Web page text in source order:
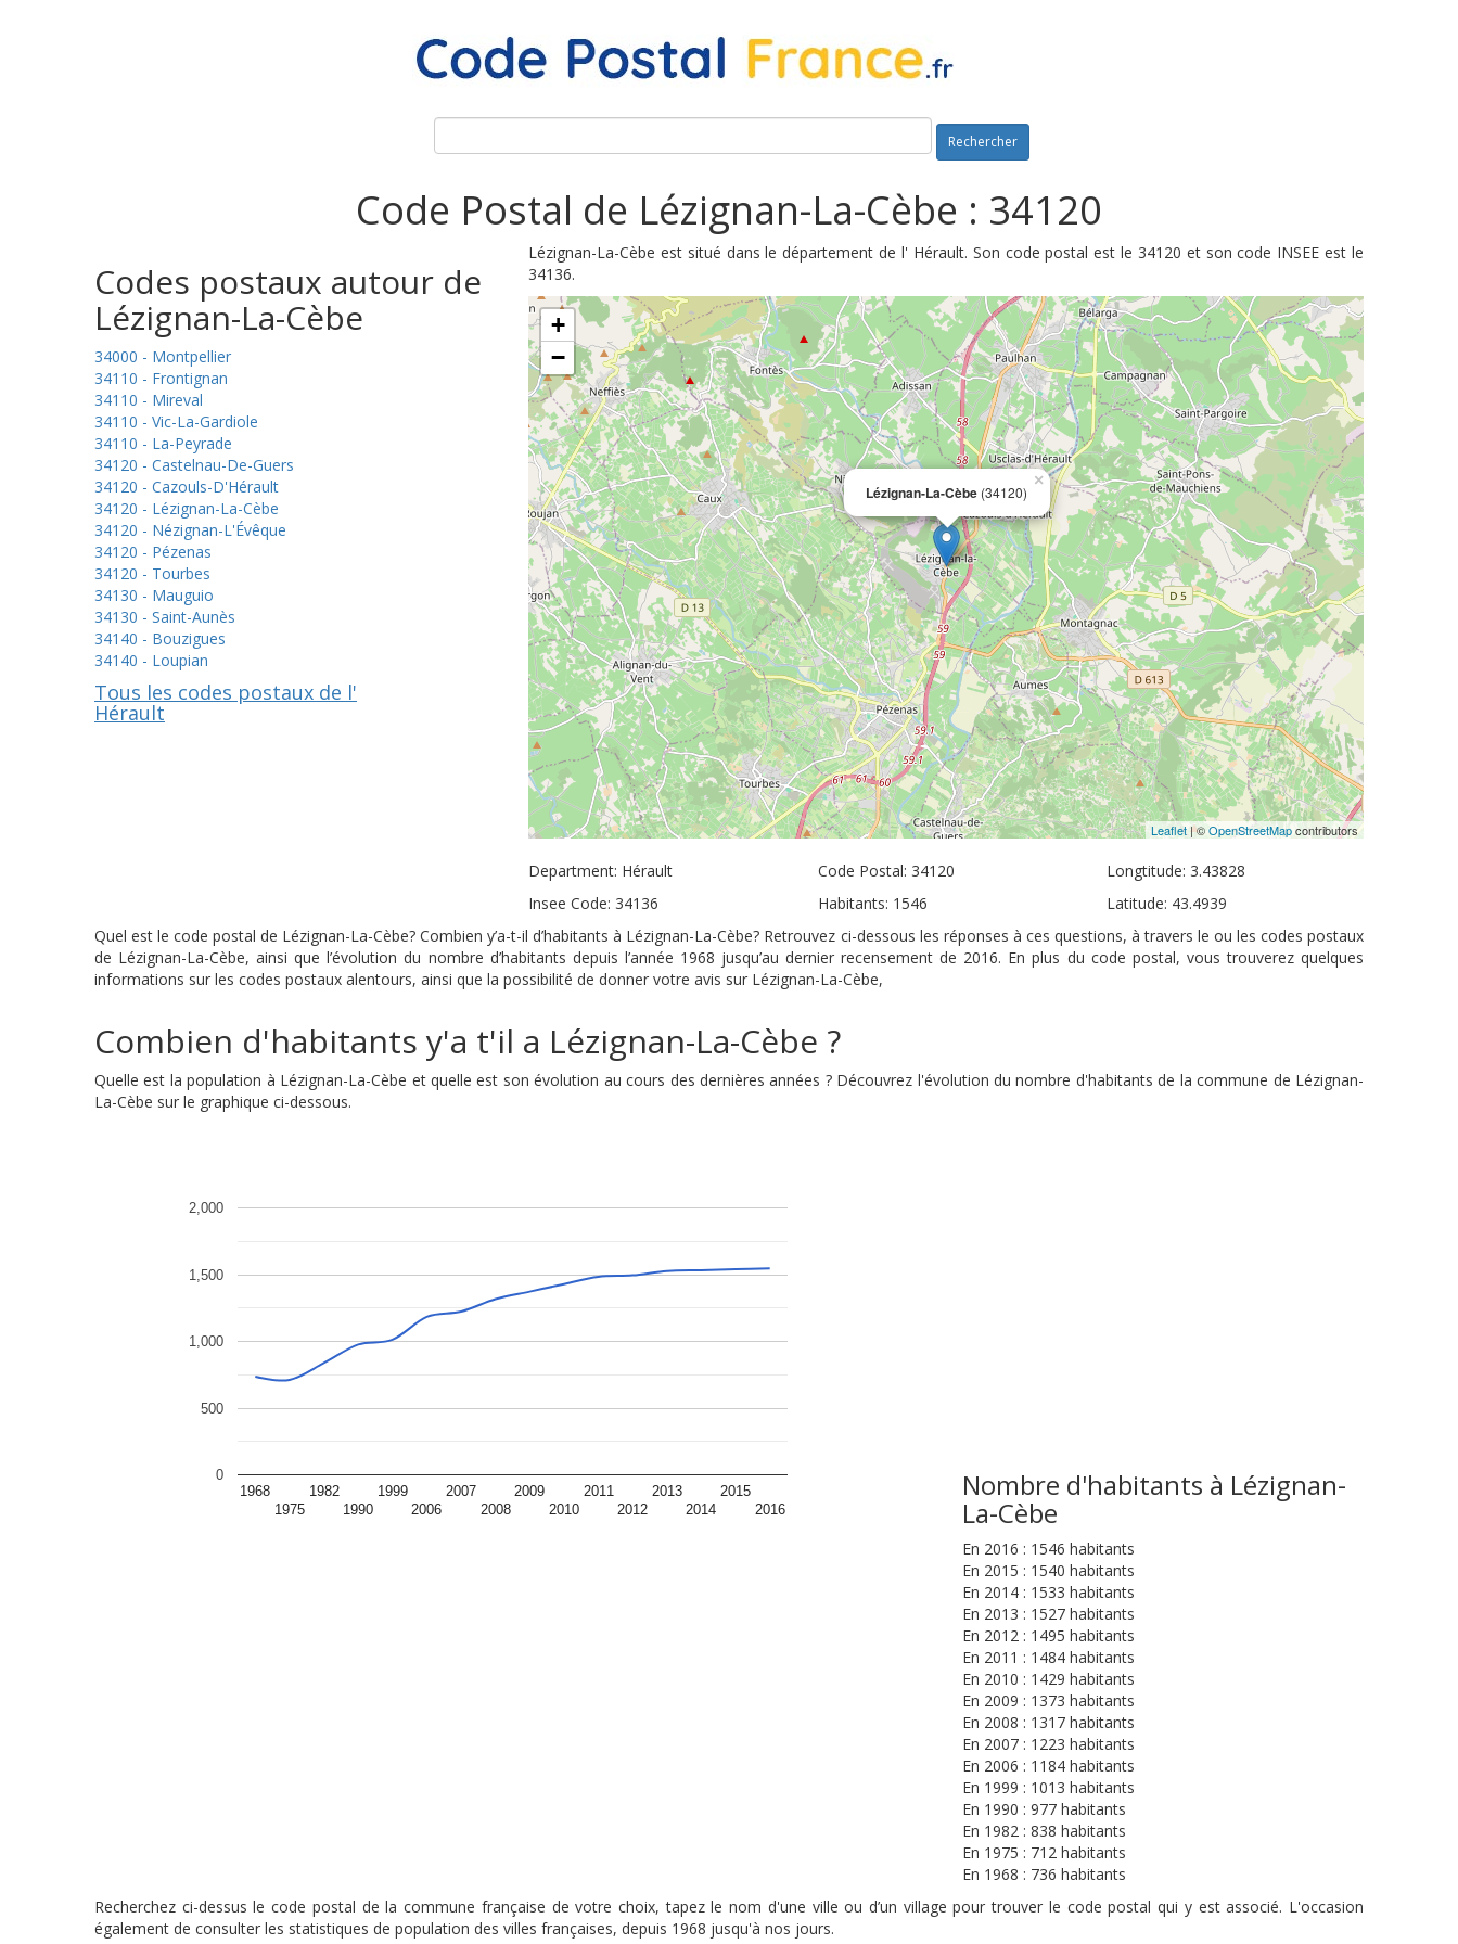
Rechercher
Code Postal de Lézignan-La-Cèbe : 34120
Codes postaux autour de
Lézignan-La-Cèbe
34000 - Montpellier
34110 - Frontignan
34110 - Mireval
34110 - Vic-La-Gardiole
34110 - La-Peyrade
34120 - Castelnau-De-Guers
34120 - Cazouls-D'Hérault
34120 - Lézignan-La-Cèbe
34120 - Nézignan-L'Évêque
34120 - Pézenas
34120 - Tourbes
34130 - Mauguio
34130 - Saint-Aunès
34140 - Bouzigues
34140 - Loupian
Tous les codes postaux de l'
Hérault
Lézignan-La-Cèbe est situé dans le département de l' Hérault. Son code postal est le 34120 et son code INSEE est le
34136.
Lézignan-La-Cèbe (34120)
×
+
−
Leaflet| ©OpenStreetMapcontributors
Department: Hérault
Insee Code: 34136
Code Postal: 34120
Habitants: 1546
Longtitude: 3.43828
Latitude: 43.4939
Quel est le code postal de Lézignan-La-Cèbe? Combien y’a-t-il d’habitants à Lézignan-La-Cèbe? Retrouvez ci-dessous les réponses à ces questions, à travers le ou les codes postaux
de Lézignan-La-Cèbe, ainsi que l’évolution du nombre d’habitants depuis l’année 1968 jusqu’au dernier recensement de 2016. En plus du code postal, vous trouverez quelques
informations sur les codes postaux alentours, ainsi que la possibilité de donner votre avis sur Lézignan-La-Cèbe,
Combien d'habitants y'a t'il a Lézignan-La-Cèbe ?
Quelle est la population à Lézignan-La-Cèbe et quelle est son évolution au cours des dernières années ? Découvrez l'évolution du nombre d'habitants de la commune de Lézignan-
La-Cèbe sur le graphique ci-dessous.
1968
1975
1982
1990
1999
2006
2007
2008
2009
2010
2011
2012
2013
2014
2015
2016
0
500
1,000
1,500
2,000
Nombre d'habitants à Lézignan-
La-Cèbe
En 2016 : 1546 habitants
En 2015 : 1540 habitants
En 2014 : 1533 habitants
En 2013 : 1527 habitants
En 2012 : 1495 habitants
En 2011 : 1484 habitants
En 2010 : 1429 habitants
En 2009 : 1373 habitants
En 2008 : 1317 habitants
En 2007 : 1223 habitants
En 2006 : 1184 habitants
En 1999 : 1013 habitants
En 1990 : 977 habitants
En 1982 : 838 habitants
En 1975 : 712 habitants
En 1968 : 736 habitants
Recherchez ci-dessus le code postal de la commune française de votre choix, tapez le nom d'une ville ou d’un village pour trouver le code postal qui y est associé. L'occasion
également de consulter les statistiques de population des villes françaises, depuis 1968 jusqu'à nos jours.